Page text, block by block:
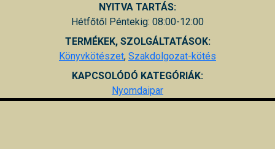
NYITVA TARTÁS:
Hétfőtől Péntekig: 08:00-12:00
TERMÉKEK, SZOLGÁLTATÁSOK:
Könyvkötészet, Szakdolgozat-kötés
KAPCSOLÓDÓ KATEGÓRIÁK:
Nyomdaipar